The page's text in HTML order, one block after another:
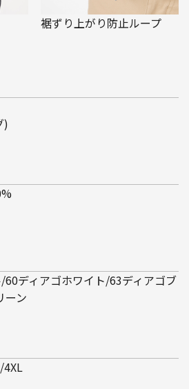
裾ずり上がり防止ループ
)
ディアゴホワイト/63ディアゴブ
ーン